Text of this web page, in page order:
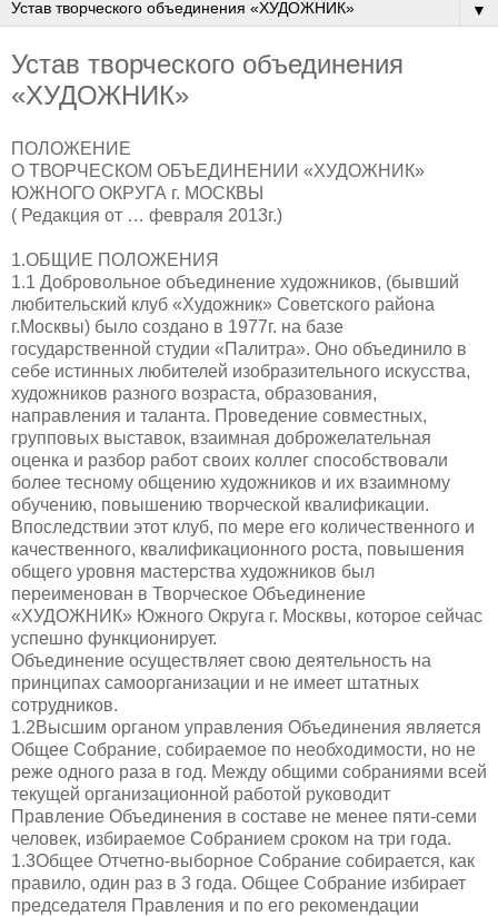
▼
Устав творческого объединения
«ХУДОЖНИК»
ПОЛОЖЕНИЕ
О ТВОРЧЕСКОМ ОБЪЕДИНЕНИИ «ХУДОЖНИК»
ЮЖНОГО ОКРУГА г. МОСКВЫ
( Редакция от … февраля 2013г.)
1.ОБЩИЕ ПОЛОЖЕНИЯ
1.1 Добровольное объединение художников, (бывший
любительский клуб «Художник» Советского района
г.Москвы) было создано в 1977г. на базе
государственной студии «Палитра». Оно объединило в
себе истинных любителей изобразительного искусства,
художников разного возраста, образования,
направления и таланта. Проведение совместных,
групповых выставок, взаимная доброжелательная
оценка и разбор работ своих коллег способствовали
более тесному общению художников и их взаимному
обучению, повышению творческой квалификации.
Впоследствии этот клуб, по мере его количественного и
качественного, квалификационного роста, повышения
общего уровня мастерства художников был
переименован в Творческое Объединение
«ХУДОЖНИК» Южного Округа г. Москвы, которое сейчас
успешно функционирует.
Объединение осуществляет свою деятельность на
принципах самоорганизации и не имеет штатных
сотрудников.
1.2Высшим органом управления Объединения является
Общее Собрание, собираемое по необходимости, но не
реже одного раза в год. Между общими собраниями всей
текущей организационной работой руководит
Правление Объединения в составе не менее пяти-семи
человек, избираемое Собранием сроком на три года.
1.3Общее Отчетно-выборное Собрание собирается, как
правило, один раз в 3 года. Общее Собрание избирает
председателя Правления и по его рекомендации